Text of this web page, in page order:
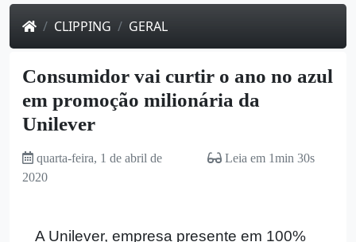
CLIPPING GERAL
Consumidor vai curtir o ano no azul
em promoção milionária da
Unilever
quarta-feira, 1 de abril de
2020
Leia em 1min 30s
A Unilever, empresa presente em 100%